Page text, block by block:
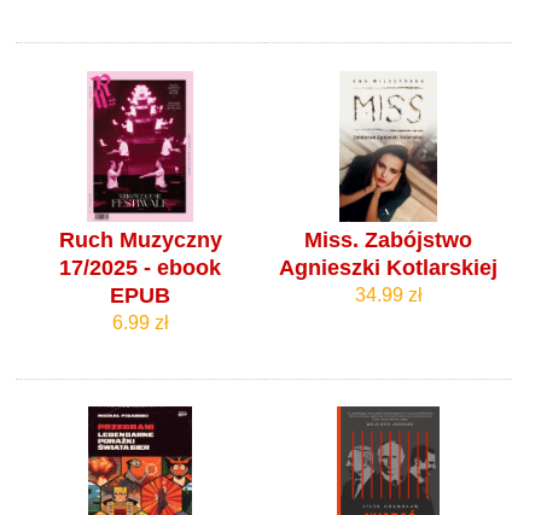
Ruch Muzyczny
17/2025 - ebook
EPUB
6.99 zł
Miss. Zabójstwo
Agnieszki Kotlarskiej
34.99 zł